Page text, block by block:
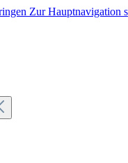
Zur Hauptnavigation